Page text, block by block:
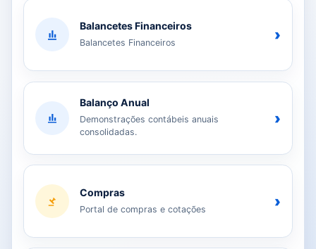
Balancetes Financeiros
Balancetes Financeiros ›
Balanço Anual
Demonstrações contábeis anuais
consolidadas.
›
Compras
Portal de compras e cotações ›